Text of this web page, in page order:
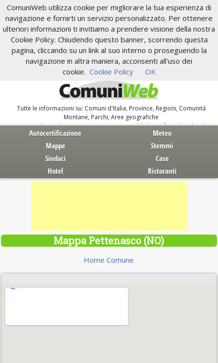
ComuniWeb utilizza cookie per migliorare la tua esperienza di
navigazione e fornirti un servizio personalizzato. Per ottenere
ulteriori informazioni ti invitiamo a prendere visione della nostra
Cookie Policy. Chiudendo questo banner, scorrendo questa
pagina, cliccando su un link al suo interno o proseguendo la
navigazione in altra maniera, acconsenti all'uso dei
cookie. Cookie Policy OK
Tutte le informazioni su: Comuni d'Italia, Province, Regioni, Comunità
Montane, Parchi, Aree geografiche
Servizi al Cittadino. Autocertificazione, moduli, leggi, free download
Autocertificazione
Meteo
Mappe
Stemmi
Sindaci
Case
Hotel
Ristoranti
Mappa Pettenasco (NO)
Home Comune